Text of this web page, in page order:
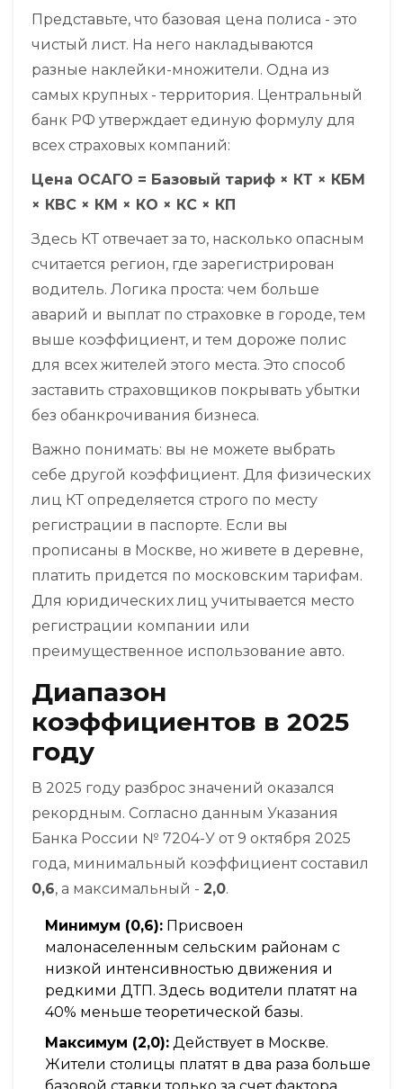
Представьте, что базовая цена полиса - это
чистый лист. На него накладываются
разные наклейки-множители. Одна из
самых крупных - территория. Центральный
банк РФ утверждает единую формулу для
всех страховых компаний:
Цена ОСАГО = Базовый тариф × КТ × КБМ
× КВС × КМ × КО × КС × КП
Здесь КТ отвечает за то, насколько опасным
считается регион, где зарегистрирован
водитель. Логика проста: чем больше
аварий и выплат по страховке в городе, тем
выше коэффициент, и тем дороже полис
для всех жителей этого места. Это способ
заставить страховщиков покрывать убытки
без обанкрочивания бизнеса.
Важно понимать: вы не можете выбрать
себе другой коэффициент. Для физических
лиц КТ определяется строго по месту
регистрации в паспорте. Если вы
прописаны в Москве, но живете в деревне,
платить придется по московским тарифам.
Для юридических лиц учитывается место
регистрации компании или
преимущественное использование авто.
Диапазон
коэффициентов в 2025
году
В 2025 году разброс значений оказался
рекордным. Согласно данным Указания
Банка России № 7204-У от 9 октября 2025
года, минимальный коэффициент составил
0,6, а максимальный - 2,0.
Минимум (0,6): Присвоен
малонаселенным сельским районам с
низкой интенсивностью движения и
редкими ДТП. Здесь водители платят на
40% меньше теоретической базы.
Максимум (2,0): Действует в Москве.
Жители столицы платят в два раза больше